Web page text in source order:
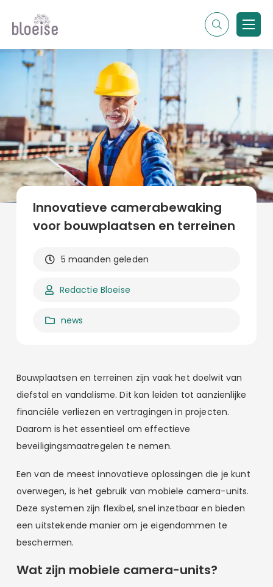
Contentmarketing
Online marketing
Branches
Marketing
Alle soorten artikelen
Alle topics
Innovatieve camerabewaking
voor bouwplaatsen en terreinen
5 maanden geleden
Redactie Bloeise
news
Bouwplaatsen en terreinen zijn vaak het doelwit van
diefstal en vandalisme. Dit kan leiden tot aanzienlijke
financiële verliezen en vertragingen in projecten.
Daarom is het essentieel om effectieve
beveiligingsmaatregelen te nemen.
Een van de meest innovatieve oplossingen die je kunt
overwegen, is het gebruik van mobiele camera-units.
Deze systemen zijn flexibel, snel inzetbaar en bieden
een uitstekende manier om je eigendommen te
beschermen.
Wat zijn mobiele camera-units?